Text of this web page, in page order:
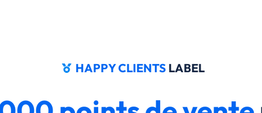
HAPPY CLIENTS LABEL